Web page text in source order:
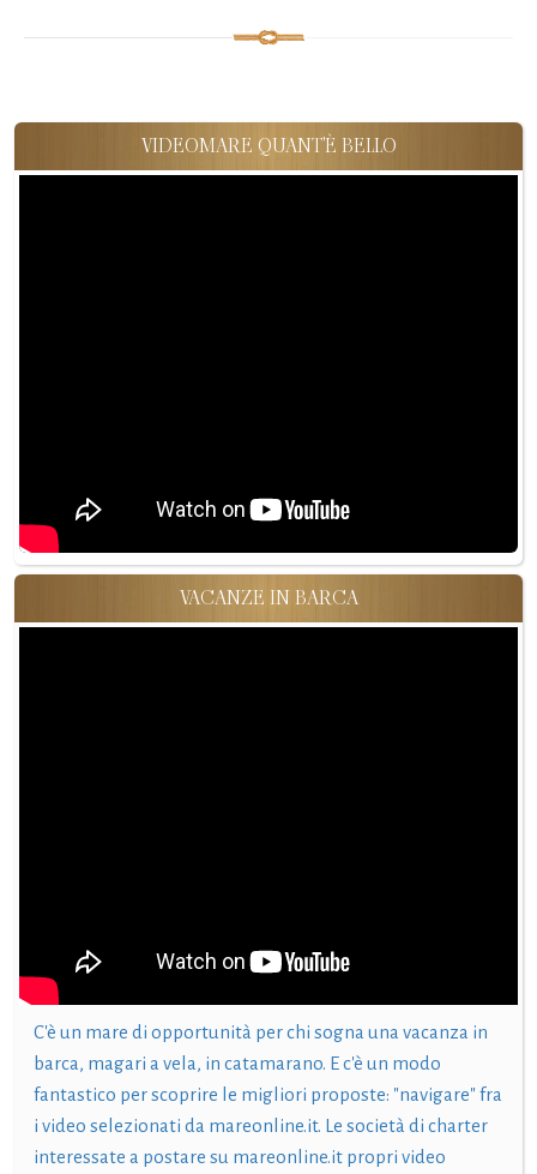
VIDEOMARE QUANT'È BELLO
VACANZE IN BARCA
C'è un mare di opportunità per chi sogna una vacanza in
barca, magari a vela, in catamarano. E c'è un modo
fantastico per scoprire le migliori proposte: "navigare" fra
i video selezionati da mareonline.it. Le società di charter
interessate a postare su mareonline.it propri video